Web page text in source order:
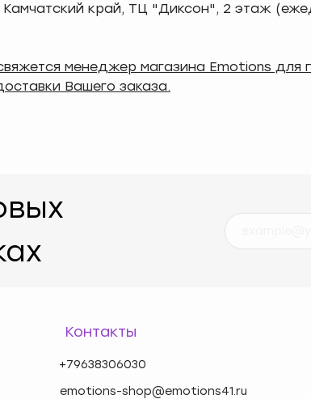
край, ТЦ "Диксон", 2 этаж
менеджер магазина Emotions для
Вашего заказа.
+79638306030
Контакты
emotions-shop@emotions41.ru